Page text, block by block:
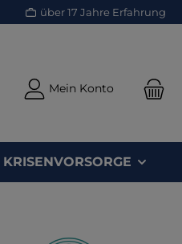
über 17 Jahre Erfahrung
Du hast 0 Produkte auf dem
Mein Konto
KRISENVORSORGE